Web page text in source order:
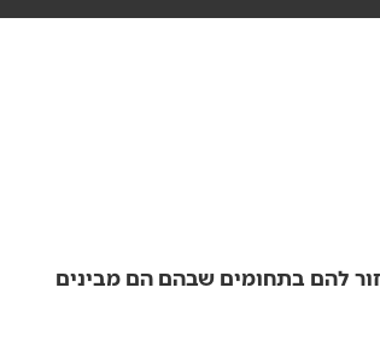
להם בתחומים שבהם הם מבינים